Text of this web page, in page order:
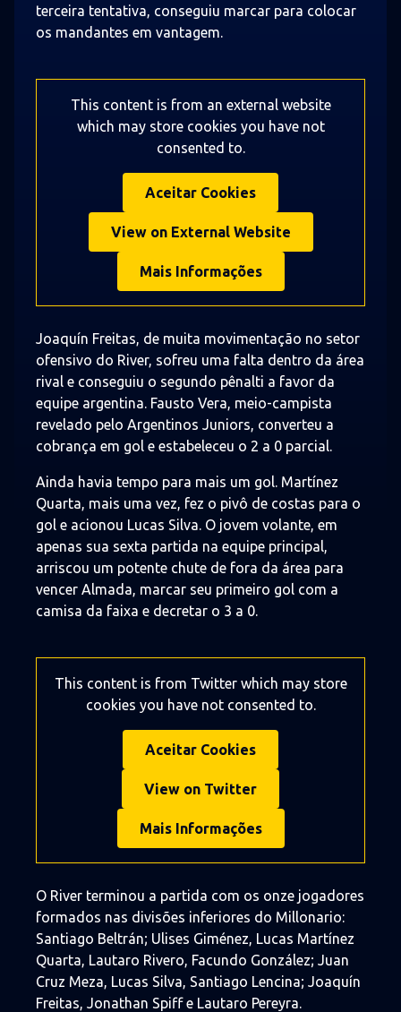
terceira tentativa, conseguiu marcar para colocar
os mandantes em vantagem.
This content is from an external website
which may store cookies you have not
consented to.
Aceitar Cookies
View on External Website
Mais Informações
Joaquín Freitas, de muita movimentação no setor
ofensivo do River, sofreu uma falta dentro da área
rival e conseguiu o segundo pênalti a favor da
equipe argentina. Fausto Vera, meio-campista
revelado pelo Argentinos Juniors, converteu a
cobrança em gol e estabeleceu o 2 a 0 parcial.
Ainda havia tempo para mais um gol. Martínez
Quarta, mais uma vez, fez o pivô de costas para o
gol e acionou Lucas Silva. O jovem volante, em
apenas sua sexta partida na equipe principal,
arriscou um potente chute de fora da área para
vencer Almada, marcar seu primeiro gol com a
camisa da faixa e decretar o 3 a 0.
This content is from Twitter which may store
cookies you have not consented to.
Aceitar Cookies
View on Twitter
Mais Informações
O River terminou a partida com os onze jogadores
formados nas divisões inferiores do Millonario:
Santiago Beltrán; Ulises Giménez, Lucas Martínez
Quarta, Lautaro Rivero, Facundo González; Juan
Cruz Meza, Lucas Silva, Santiago Lencina; Joaquín
Freitas, Jonathan Spiff e Lautaro Pereyra.